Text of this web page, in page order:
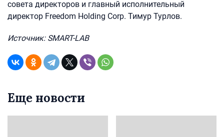
совета директоров и главный исполнительный
директор Freedom Holding Corp. Тимур Турлов.
Источник: SMART-LAB
Еще новости